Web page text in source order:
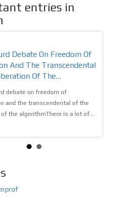
entries in
Debate On Freedom Of
And The Transcendental
Of The…
debate on freedom of
and the transcendental of the
of the algorithmThere is a lot of...